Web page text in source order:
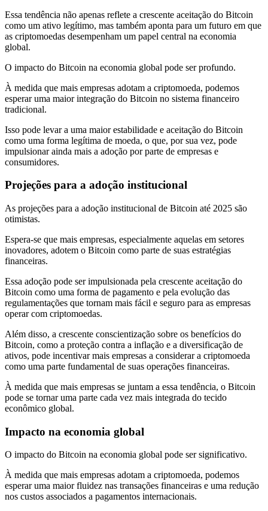
Essa tendência não apenas reflete a crescente aceitação do Bitcoin
como um ativo legítimo, mas também aponta para um futuro em que
as criptomoedas desempenham um papel central na economia
global.
O impacto do Bitcoin na economia global pode ser profundo.
À medida que mais empresas adotam a criptomoeda, podemos
esperar uma maior integração do Bitcoin no sistema financeiro
tradicional.
Isso pode levar a uma maior estabilidade e aceitação do Bitcoin
como uma forma legítima de moeda, o que, por sua vez, pode
impulsionar ainda mais a adoção por parte de empresas e
consumidores.
Projeções para a adoção institucional
As projeções para a adoção institucional de Bitcoin até 2025 são
otimistas.
Espera-se que mais empresas, especialmente aquelas em setores
inovadores, adotem o Bitcoin como parte de suas estratégias
financeiras.
Essa adoção pode ser impulsionada pela crescente aceitação do
Bitcoin como uma forma de pagamento e pela evolução das
regulamentações que tornam mais fácil e seguro para as empresas
operar com criptomoedas.
Além disso, a crescente conscientização sobre os benefícios do
Bitcoin, como a proteção contra a inflação e a diversificação de
ativos, pode incentivar mais empresas a considerar a criptomoeda
como uma parte fundamental de suas operações financeiras.
À medida que mais empresas se juntam a essa tendência, o Bitcoin
pode se tornar uma parte cada vez mais integrada do tecido
econômico global.
Impacto na economia global
O impacto do Bitcoin na economia global pode ser significativo.
À medida que mais empresas adotam a criptomoeda, podemos
esperar uma maior fluidez nas transações financeiras e uma redução
nos custos associados a pagamentos internacionais.